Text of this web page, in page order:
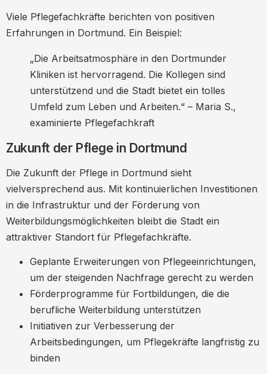
Viele Pflegefachkräfte berichten von positiven
Erfahrungen in Dortmund. Ein Beispiel:
„Die Arbeitsatmosphäre in den Dortmunder
Kliniken ist hervorragend. Die Kollegen sind
unterstützend und die Stadt bietet ein tolles
Umfeld zum Leben und Arbeiten.“ – Maria S.,
examinierte Pflegefachkraft
Zukunft der Pflege in Dortmund
Die Zukunft der Pflege in Dortmund sieht
vielversprechend aus. Mit kontinuierlichen Investitionen
in die Infrastruktur und der Förderung von
Weiterbildungsmöglichkeiten bleibt die Stadt ein
attraktiver Standort für Pflegefachkräfte.
Geplante Erweiterungen von Pflegeeinrichtungen,
um der steigenden Nachfrage gerecht zu werden
Förderprogramme für Fortbildungen, die die
berufliche Weiterbildung unterstützen
Initiativen zur Verbesserung der
Arbeitsbedingungen, um Pflegekräfte langfristig zu
binden